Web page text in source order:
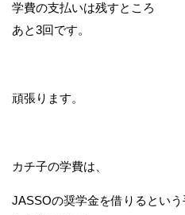
学費の支払いは残すところ
あと3回です。
頑張ります。
カチ子の学費は、
JASSOの奨学金を借りるという